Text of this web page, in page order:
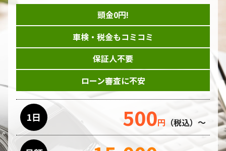
頭金0円!
車検・税金もコミコミ
保証人不要
ローン審査に不安
1日 500円 （税込）～